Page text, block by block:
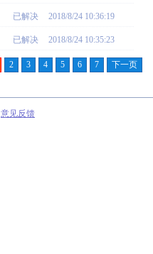
已解决 2018/8/24 10:36:19
已解决 2018/8/24 10:35:23
2 3 4 5 6 7 下一页
意见反馈